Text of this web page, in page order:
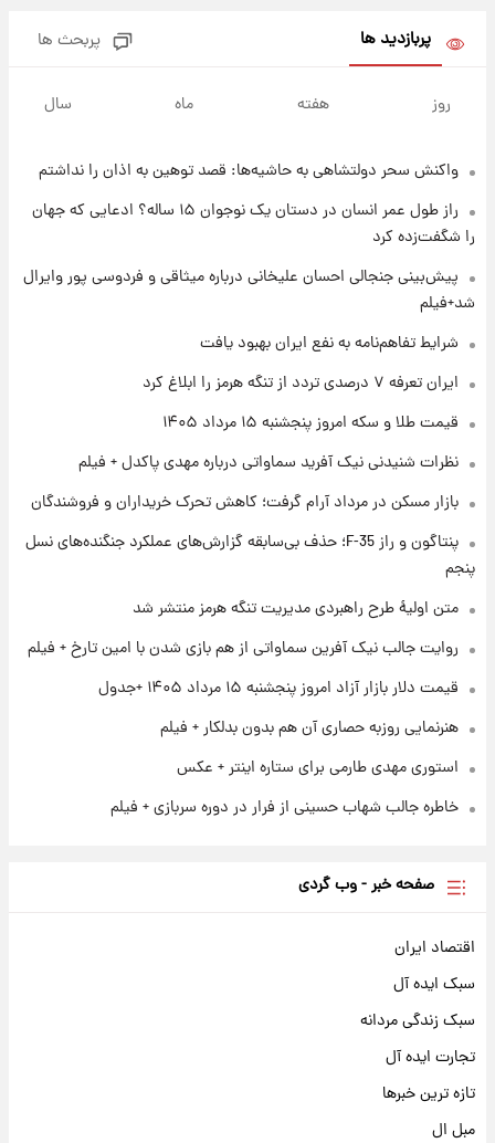
قیمت سکه و طلا فردا
۱ روز پیش
۱ روز پیش
۱ روز پیش
ارزش سهام عدالت برای امروز چهارشنبه ۱۴ مرداد
آغاز طرح جدید فروش مشارکت در تولید سایپا؛
سود مشارکت چند درصد است؟
پربازدید ها پربحث ها
روز هفته ماه سال
واکنش سحر دولتشاهی به حاشیه‌ها: قصد توهین به اذان را نداشتم
راز طول عمر انسان در دستان یک نوجوان ۱۵ ساله؟ ادعایی که جهان
را شگفت‌زده کرد
پیش‌بینی جنجالی احسان علیخانی درباره میثاقی و فردوسی پور وایرال
شد+فیلم
شرایط تفاهم‌نامه به نفع ایران بهبود یافت
ایران تعرفه ۷ درصدی تردد از تنگه هرمز را ابلاغ کرد
قیمت طلا و سکه امروز پنجشنبه ۱۵ مرداد ۱۴۰۵
نظرات شنیدنی نیک آفرید سماواتی درباره مهدی پاکدل + فیلم
بازار مسکن در مرداد آرام گرفت؛ کاهش تحرک خریداران و فروشندگان
پنتاگون و راز F-35؛ حذف بی‌سابقه گزارش‌های عملکرد جنگنده‌های نسل
پنجم
متن اولیۀ طرح راهبردی مدیریت تنگه هرمز منتشر شد
روایت جالب نیک آفرین سماواتی از هم بازی شدن با امین تارخ + فیلم
قیمت دلار بازار آزاد امروز پنجشنبه ۱۵ مرداد ۱۴۰۵ +جدول
هنرنمایی روزبه حصاری آن هم بدون بدلکار + فیلم
استوری مهدی طارمی برای ستاره اینتر + عکس
خاطره جالب شهاب حسینی از فرار در دوره سربازی + فیلم
صفحه خبر - وب گردی
اقتصاد ایران
سبک ایده آل
سبک زندگی مردانه
تجارت ایده آل
تازه ترین خبرها
مبل ال